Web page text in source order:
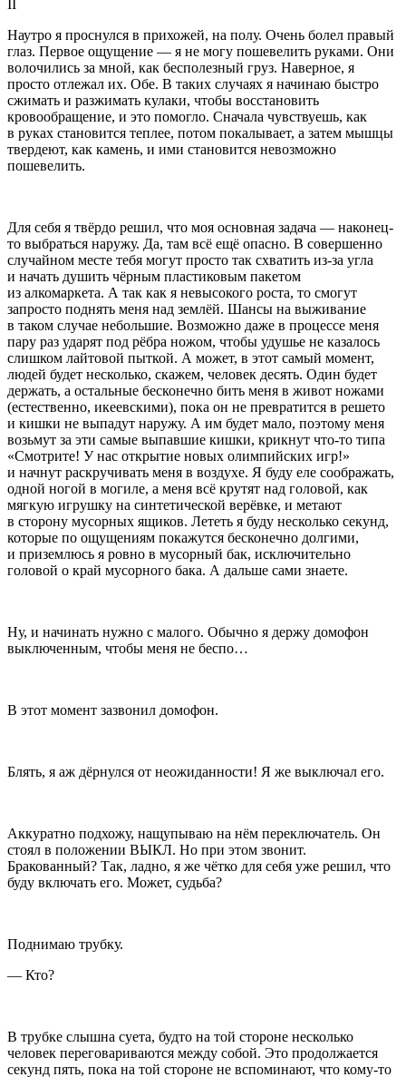
Наутро я проснулся в прихожей, на полу. Очень болел правый
глаз. Первое ощущение — я не могу пошевелить руками. Они
волочились за мной, как бесполезный груз. Наверное, я
просто отлежал их. Обе. В таких случаях я начинаю быстро
сжимать и разжимать кулаки, чтобы восстановить
кровообращение, и это помогло. Сначала чувствуешь, как
в руках становится теплее, потом покалывает, а затем мышцы
твердеют, как камень, и ими становится невозможно
пошевелить.
Для себя я твёрдо решил, что моя основная задача — наконец-
то выбраться наружу. Да, там всё ещё опасно. В совершенно
случайном месте тебя могут просто так схватить из-за угла
и начать душить чёрным пластиковым пакетом
из алкомаркета. А так как я невысокого роста, то смогут
запросто поднять меня над землёй. Шансы на выживание
в таком случае небольшие. Возможно даже в процессе меня
пару раз ударят под рёбра ножом, чтобы удушье не казалось
слишком лайтовой пыткой. А может, в этот самый момент,
людей будет несколько, скажем, человек десять. Один будет
держать, а остальные бесконечно бить меня в живот ножами
(естественно, икеевскими), пока он не превратится в решето
и кишки не выпадут наружу. А им будет мало, поэтому меня
возьмут за эти самые выпавшие кишки, крикнут что-то типа
«Смотрите! У нас открытие новых олимпийских игр!»
и начнут раскручивать меня в воздухе. Я буду еле соображать,
одной ногой в могиле, а меня всё крутят над головой, как
мягкую игрушку на синтетической верёвке, и метают
в сторону мусорных ящиков. Лететь я буду несколько секунд,
которые по ощущениям покажутся бесконечно долгими,
и приземлюсь я ровно в мусорный бак, исключительно
головой о край мусорного бака. А дальше сами знаете.
Ну, и начинать нужно с малого. Обычно я держу домофон
выключенным, чтобы меня не беспо…
В этот момент зазвонил домофон.
Блять, я аж дёрнулся от неожиданности! Я же выключал его.
Аккуратно подхожу, нащупываю на нём переключатель. Он
стоял в положении ВЫКЛ. Но при этом звонит.
Бракованный? Так, ладно, я же чётко для себя уже решил, что
буду включать его. Может, судьба?
Поднимаю трубку.
— Кто?
В трубке слышна суета, будто на той стороне несколько
человек переговариваются между собой. Это продолжается
секунд пять, пока на той стороне не вспоминают, что кому-то